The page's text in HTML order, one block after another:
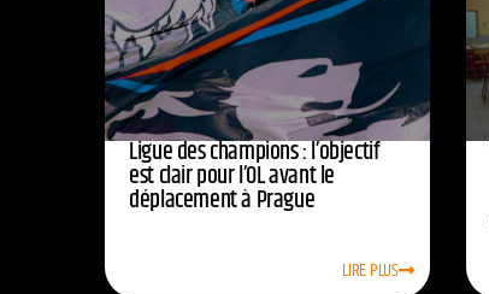
Ligue des champions : l’objectif
est clair pour l’OL avant le
déplacement à Prague
LIRE PLUS